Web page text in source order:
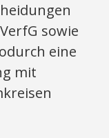
sowie
eine
mit